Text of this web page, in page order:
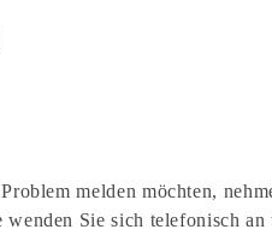
melden möchten,
Sie sich telefonisch an